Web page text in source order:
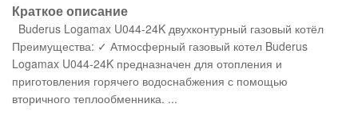
Краткое описание
Buderus Logamax U044-24K двухконтурный газовый котёл
Преимущества: ✓ Атмосферный газовый котел Buderus
Logamax U044-24K предназначен для отопления и
приготовления горячего водоснабжения с помощью
вторичного теплообменника. ...